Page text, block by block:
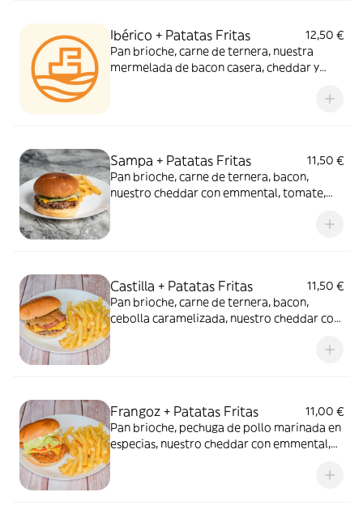
Ibérico + Patatas Fritas
12,50 €
Pan brioche, carne de ternera, nuestra
mermelada de bacon casera, cheddar y
mayonesa. Incluye ración de patatas fritas.
Sampa + Patatas Fritas
11,50 €
Pan brioche, carne de ternera, bacon,
nuestro cheddar con emmental, tomate,
Castilla + Patatas Fritas
11,50 €
Pan brioche, carne de ternera, bacon,
cebolla caramelizada, nuestro cheddar con
Incluye ración de patatas fritas Alérgenos:
Frangoz + Patatas Fritas
11,00 €
Pan brioche, pechuga de pollo marinada en
especias, nuestro cheddar con emmental,